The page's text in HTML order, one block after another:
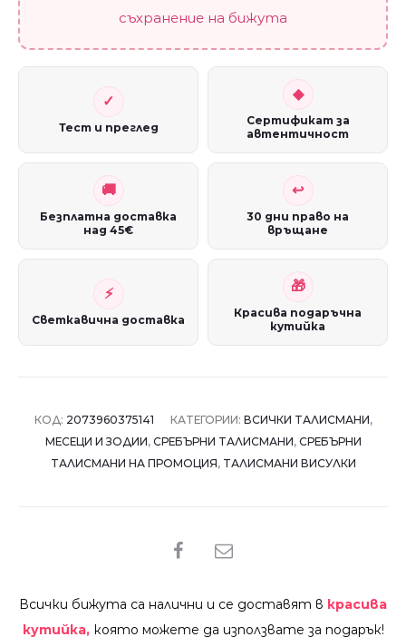
съхранение на бижута
Тест и преглед
Сертификат за
автентичност
Безплатна доставка
над 45€
30 дни право на
връщане
Светкавична доставка
Красива подаръчна
кутийка
КОД: 2073960375141 КАТЕГОРИИ: ВСИЧКИ ТАЛИСМАНИ,
МЕСЕЦИ И ЗОДИИ, СРЕБЪРНИ ТАЛИСМАНИ, СРЕБЪРНИ
ТАЛИСМАНИ НА ПРОМОЦИЯ, ТАЛИСМАНИ ВИСУЛКИ
SHARE
Всички бижута са налични и се доставят в красива
кутийка, която можете да използвате за подарък!